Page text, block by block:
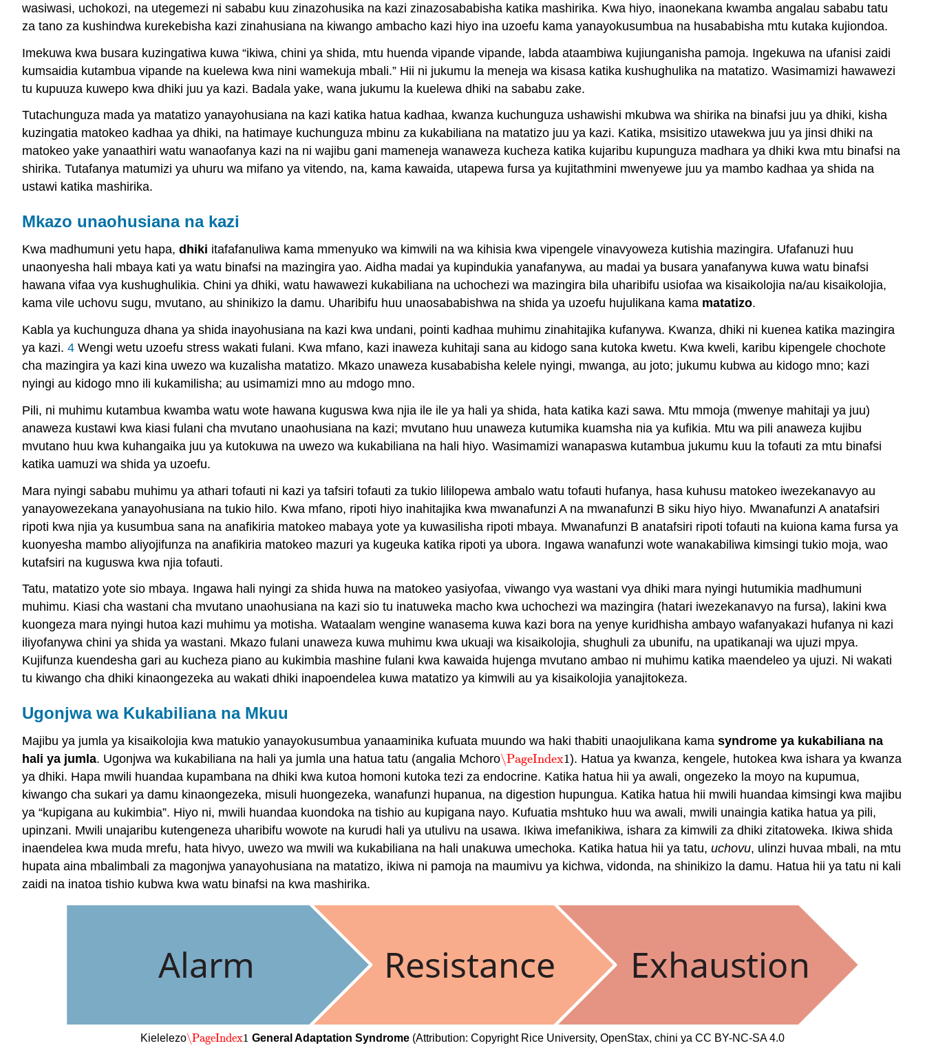
wasiwasi, uchokozi, na utegemezi ni sababu kuu zinazohusika na kazi zinazosababisha katika mashirika. Kwa hiyo, inaonekana kwamba angalau sababu tatu
za tano za kushindwa kurekebisha kazi zinahusiana na kiwango ambacho kazi hiyo ina uzoefu kama yanayokusumbua na husababisha mtu kutaka kujiondoa.
Imekuwa kwa busara kuzingatiwa kuwa “ikiwa, chini ya shida, mtu huenda vipande vipande, labda ataambiwa kujiunganisha pamoja. Ingekuwa na ufanisi zaidi
kumsaidia kutambua vipande na kuelewa kwa nini wamekuja mbali.” Hii ni jukumu la meneja wa kisasa katika kushughulika na matatizo. Wasimamizi hawawezi
tu kupuuza kuwepo kwa dhiki juu ya kazi. Badala yake, wana jukumu la kuelewa dhiki na sababu zake.
Tutachunguza mada ya matatizo yanayohusiana na kazi katika hatua kadhaa, kwanza kuchunguza ushawishi mkubwa wa shirika na binafsi juu ya dhiki, kisha
kuzingatia matokeo kadhaa ya dhiki, na hatimaye kuchunguza mbinu za kukabiliana na matatizo juu ya kazi. Katika, msisitizo utawekwa juu ya jinsi dhiki na
matokeo yake yanaathiri watu wanaofanya kazi na ni wajibu gani mameneja wanaweza kucheza katika kujaribu kupunguza madhara ya dhiki kwa mtu binafsi na
shirika. Tutafanya matumizi ya uhuru wa mifano ya vitendo, na, kama kawaida, utapewa fursa ya kujitathmini mwenyewe juu ya mambo kadhaa ya shida na
ustawi katika mashirika.
Mkazo unaohusiana na kazi
Kwa madhumuni yetu hapa, dhiki itafafanuliwa kama mmenyuko wa kimwili na wa kihisia kwa vipengele vinavyoweza kutishia mazingira. Ufafanuzi huu
unaonyesha hali mbaya kati ya watu binafsi na mazingira yao. Aidha madai ya kupindukia yanafanywa, au madai ya busara yanafanywa kuwa watu binafsi
hawana vifaa vya kushughulikia. Chini ya dhiki, watu hawawezi kukabiliana na uchochezi wa mazingira bila uharibifu usiofaa wa kisaikolojia na/au kisaikolojia,
kama vile uchovu sugu, mvutano, au shinikizo la damu. Uharibifu huu unaosababishwa na shida ya uzoefu hujulikana kama matatizo.
Kabla ya kuchunguza dhana ya shida inayohusiana na kazi kwa undani, pointi kadhaa muhimu zinahitajika kufanywa. Kwanza, dhiki ni kuenea katika mazingira
ya kazi. 4 Wengi wetu uzoefu stress wakati fulani. Kwa mfano, kazi inaweza kuhitaji sana au kidogo sana kutoka kwetu. Kwa kweli, karibu kipengele chochote
cha mazingira ya kazi kina uwezo wa kuzalisha matatizo. Mkazo unaweza kusababisha kelele nyingi, mwanga, au joto; jukumu kubwa au kidogo mno; kazi
nyingi au kidogo mno ili kukamilisha; au usimamizi mno au mdogo mno.
Pili, ni muhimu kutambua kwamba watu wote hawana kuguswa kwa njia ile ile ya hali ya shida, hata katika kazi sawa. Mtu mmoja (mwenye mahitaji ya juu)
anaweza kustawi kwa kiasi fulani cha mvutano unaohusiana na kazi; mvutano huu unaweza kutumika kuamsha nia ya kufikia. Mtu wa pili anaweza kujibu
mvutano huu kwa kuhangaika juu ya kutokuwa na uwezo wa kukabiliana na hali hiyo. Wasimamizi wanapaswa kutambua jukumu kuu la tofauti za mtu binafsi
katika uamuzi wa shida ya uzoefu.
Mara nyingi sababu muhimu ya athari tofauti ni kazi ya tafsiri tofauti za tukio lililopewa ambalo watu tofauti hufanya, hasa kuhusu matokeo iwezekanavyo au
yanayowezekana yanayohusiana na tukio hilo. Kwa mfano, ripoti hiyo inahitajika kwa mwanafunzi A na mwanafunzi B siku hiyo hiyo. Mwanafunzi A anatafsiri
ripoti kwa njia ya kusumbua sana na anafikiria matokeo mabaya yote ya kuwasilisha ripoti mbaya. Mwanafunzi B anatafsiri ripoti tofauti na kuiona kama fursa ya
kuonyesha mambo aliyojifunza na anafikiria matokeo mazuri ya kugeuka katika ripoti ya ubora. Ingawa wanafunzi wote wanakabiliwa kimsingi tukio moja, wao
kutafsiri na kuguswa kwa njia tofauti.
Tatu, matatizo yote sio mbaya. Ingawa hali nyingi za shida huwa na matokeo yasiyofaa, viwango vya wastani vya dhiki mara nyingi hutumikia madhumuni
muhimu. Kiasi cha wastani cha mvutano unaohusiana na kazi sio tu inatuweka macho kwa uchochezi wa mazingira (hatari iwezekanavyo na fursa), lakini kwa
kuongeza mara nyingi hutoa kazi muhimu ya motisha. Wataalam wengine wanasema kuwa kazi bora na yenye kuridhisha ambayo wafanyakazi hufanya ni kazi
iliyofanywa chini ya shida ya wastani. Mkazo fulani unaweza kuwa muhimu kwa ukuaji wa kisaikolojia, shughuli za ubunifu, na upatikanaji wa ujuzi mpya.
Kujifunza kuendesha gari au kucheza piano au kukimbia mashine fulani kwa kawaida hujenga mvutano ambao ni muhimu katika maendeleo ya ujuzi. Ni wakati
tu kiwango cha dhiki kinaongezeka au wakati dhiki inapoendelea kuwa matatizo ya kimwili au ya kisaikolojia yanajitokeza.
Ugonjwa wa Kukabiliana na Mkuu
Majibu ya jumla ya kisaikolojia kwa matukio yanayokusumbua yanaaminika kufuata muundo wa haki thabiti unaojulikana kama syndrome ya kukabiliana na
hali ya jumla. Ugonjwa wa kukabiliana na hali ya jumla una hatua tatu (angalia Mchoro\PageIndex1
\PageIndex1). Hatua ya kwanza, kengele, hutokea kwa ishara ya kwanza
ya dhiki. Hapa mwili huandaa kupambana na dhiki kwa kutoa homoni kutoka tezi za endocrine. Katika hatua hii ya awali, ongezeko la moyo na kupumua,
kiwango cha sukari ya damu kinaongezeka, misuli huongezeka, wanafunzi hupanua, na digestion hupungua. Katika hatua hii mwili huandaa kimsingi kwa majibu
ya “kupigana au kukimbia”. Hiyo ni, mwili huandaa kuondoka na tishio au kupigana nayo. Kufuatia mshtuko huu wa awali, mwili unaingia katika hatua ya pili,
upinzani. Mwili unajaribu kutengeneza uharibifu wowote na kurudi hali ya utulivu na usawa. Ikiwa imefanikiwa, ishara za kimwili za dhiki zitatoweka. Ikiwa shida
inaendelea kwa muda mrefu, hata hivyo, uwezo wa mwili wa kukabiliana na hali unakuwa umechoka. Katika hatua hii ya tatu, uchovu, ulinzi huvaa mbali, na mtu
hupata aina mbalimbali za magonjwa yanayohusiana na matatizo, ikiwa ni pamoja na maumivu ya kichwa, vidonda, na shinikizo la damu. Hatua hii ya tatu ni kali
zaidi na inatoa tishio kubwa kwa watu binafsi na kwa mashirika.
Kielelezo\PageIndex1
\PageIndex1 General Adaptation Syndrome(Attribution: Copyright Rice University, OpenStax, chini ya CC BY-NC-SA 4.0